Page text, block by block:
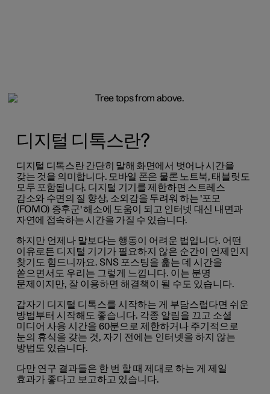
디지털 디톡스란?
디지털 디톡스란 간단히 말해 화면에서 벗어나 시간을
갖는 것을 의미합니다. 모바일 폰은 물론 노트북, 태블릿도
모두 포함됩니다. 디지털 기기를 제한하면 스트레스
감소와 수면의 질 향상, 소외감을 두려워 하는 '포모
(FOMO) 증후군' 해소에 도움이 되고 인터넷 대신 내면과
자연에 접속하는 시간을 가질 수 있습니다.
하지만 언제나 말보다는 행동이 어려운 법입니다. 어떤
이유로든 디지털 기기가 필요하지 않은 순간이 언제인지
찾기도 힘드니까요. SNS 포스팅을 훑는 데 시간을
쏟으면서도 우리는 그렇게 느낍니다. 이는 분명
문제이지만, 잘 이용하면 해결책이 될 수도 있습니다.
갑자기 디지털 디톡스를 시작하는 게 부담스럽다면 쉬운
방법부터 시작해도 좋습니다. 각종 알림을 끄고 소셜
미디어 사용 시간을 60분으로 제한하거나 주기적으로
눈의 휴식을 갖는 것, 자기 전에는 인터넷을 하지 않는
방법도 있습니다.
다만 연구 결과들은 한 번 할 때 제대로 하는 게 제일
효과가 좋다고 보고하고 있습니다.